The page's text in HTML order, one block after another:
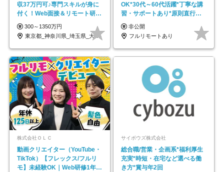
収37万円可♪専門スキルが身に
付く！Web面接＆リモート研修
も充実♪/a
300～1350万円
東京都_神奈川県_埼玉県_大阪府_愛知県…
OK*30代～60代活躍*丁寧な講
習・サポートあり*原則直行直
帰／全国募集・業務委託
非公開
フルリモートあり
株式会社ＯＬＣ
動画クリエイター（YouTube・
TikTok）【フレックス/フルリ
モ】未経験OK｜Web研修1年間
サイボウズ株式会社
総合職/営業・企画系*福利厚生
充実*時短・在宅など選べる働
き方*賞与年2回